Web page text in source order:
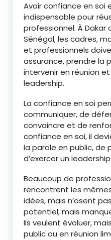
Avoir confiance en soi
indispensable pour
professionnel. À
Sénégal, les cadres,
et professionnels
assurance, prendre la
intervenir en réunion
leadership.
La confiance en soi
communiquer, de
convaincre et de
confiance en soi, il
la parole en public, de
d’exercer un
Beaucoup de
rencontrent les
idées, mais n’osent
potentiel, mais
Ils veulent évoluer,
public ou en réunion